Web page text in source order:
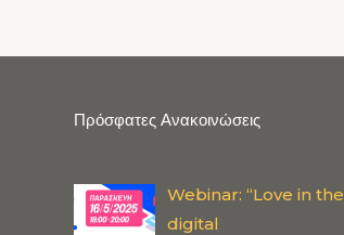
Πρόσφατες Ανακοινώσεις
Webinar: “Love in the
digital